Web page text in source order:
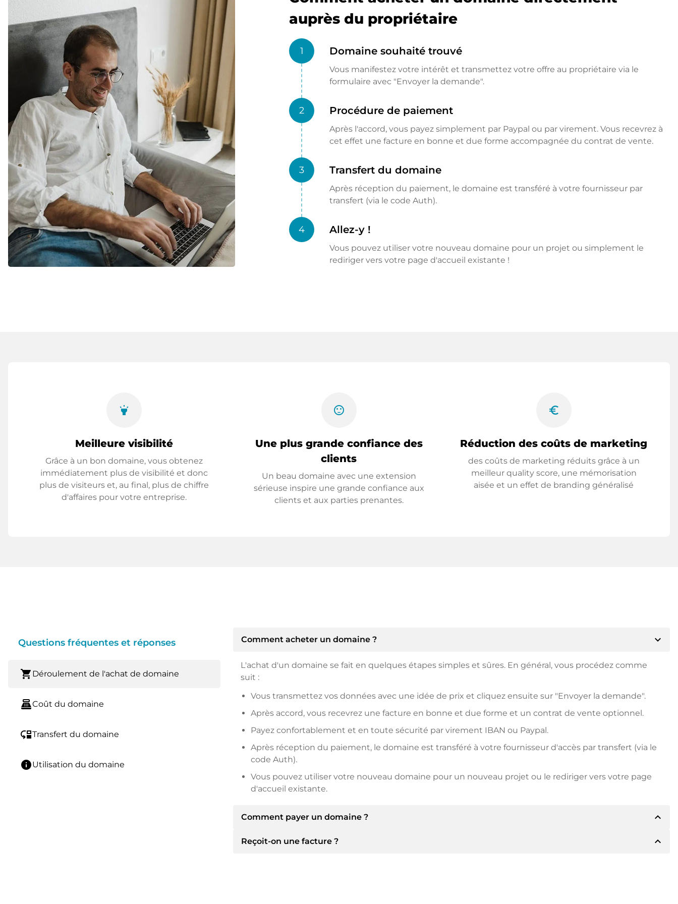
auprès du propriétaire
1 Domaine souhaité trouvé
Vous manifestez votre intérêt et transmettez votre offre au propriétaire via le
formulaire avec "Envoyer la demande".
2 Procédure de paiement
Après l'accord, vous payez simplement par Paypal ou par virement. Vous recevrez à
cet effet une facture en bonne et due forme accompagnée du contrat de vente.
3 Transfert du domaine
Après réception du paiement, le domaine est transféré à votre fournisseur par
transfert (via le code Auth).
4 Allez-y !
Vous pouvez utiliser votre nouveau domaine pour un projet ou simplement le
rediriger vers votre page d'accueil existante !
highlight
Meilleure visibilité
Grâce à un bon domaine, vous obtenez
immédiatement plus de visibilité et donc
plus de visiteurs et, au final, plus de chiffre
d'affaires pour votre entreprise.
sentiment_satisfied
Une plus grande confiance des
clients
Un beau domaine avec une extension
sérieuse inspire une grande confiance aux
clients et aux parties prenantes.
euro_symbol
Réduction des coûts de marketing
des coûts de marketing réduits grâce à un
meilleur quality score, une mémorisation
aisée et un effet de branding généralisé
Questions fréquentes et réponses
shopping_cart Déroulement de l'achat de domaine
point_of_saleCoût du domaine
move_downTransfert du domaine
infoUtilisation du domaine
Comment acheter un domaine ? expand_more
L'achat d'un domaine se fait en quelques étapes simples et sûres. En général, vous procédez comme
suit :
Vous transmettez vos données avec une idée de prix et cliquez ensuite sur "Envoyer la demande".
Après accord, vous recevrez une facture en bonne et due forme et un contrat de vente optionnel.
Payez confortablement et en toute sécurité par virement IBAN ou Paypal.
Après réception du paiement, le domaine est transféré à votre fournisseur d'accès par transfert (via le
code Auth).
Vous pouvez utiliser votre nouveau domaine pour un nouveau projet ou le rediriger vers votre page
d'accueil existante.
Comment payer un domaine ? expand_less
Après un accord, le titulaire vous communiquera les détails du paiement. Le titulaire vous
Reçoit-on une facture ? expand_less